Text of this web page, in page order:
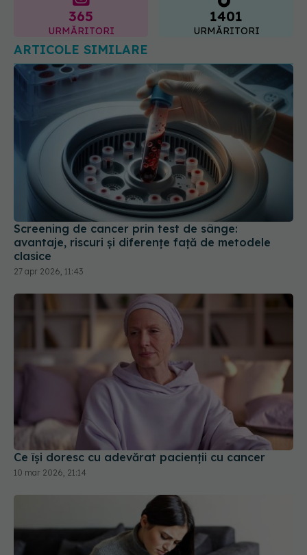
365
URMĂRITORI
1401
URMĂRITORI
ARTICOLE SIMILARE
Screening de cancer prin test de sânge:
avantaje, riscuri și diferențe față de metodele
clasice
27 apr 2026, 11:43
Ce își doresc cu adevărat pacienții cu cancer
10 mar 2026, 21:14